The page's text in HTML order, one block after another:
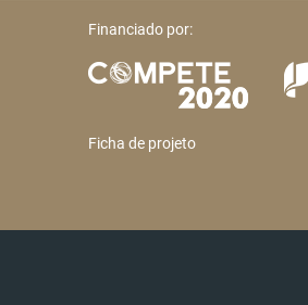
Financiado por:
Ficha de projeto